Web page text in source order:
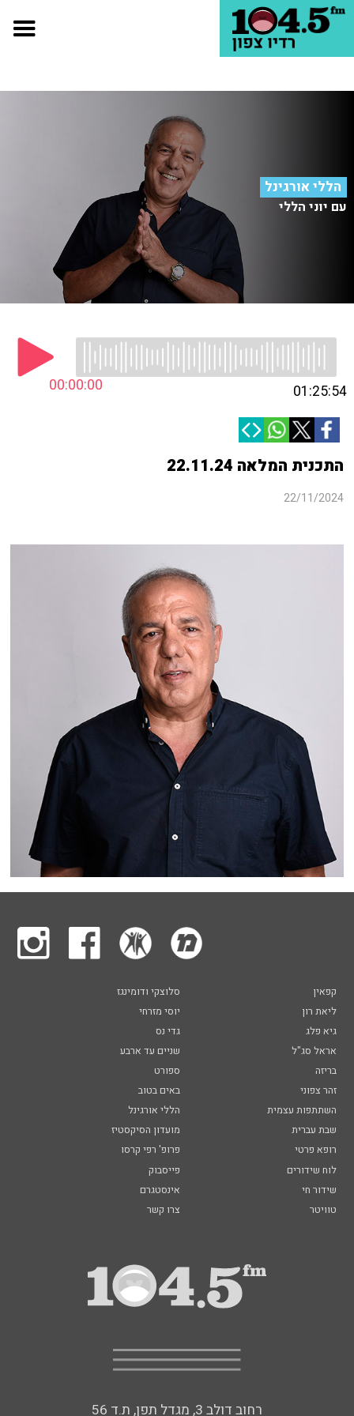
הללי אורגינל
עם יוני הללי
00:00:00 01:25:54
התכנית המלאה 22.11.24
22/11/2024
קפאין
סלוצקי ודומינגז
ליאת רון
יוסי מזרחי
גיא פלג
גדי נס
אראל סג"ל
שניים עד ארבע
בריזה
ספורט
זהר צפוני
באים בטוב
השתתפות עצמית
הללי אורגינל
שבת עברית
מועדון הסיקסטיז
רופא פרטי
פרופ' רפי קרסו
לוח שידורים
פייסבוק
שידור חי
אינסטגרם
טוויטר
צרו קשר
רחוב דולב 3, מגדל תפן, ת.ד 56